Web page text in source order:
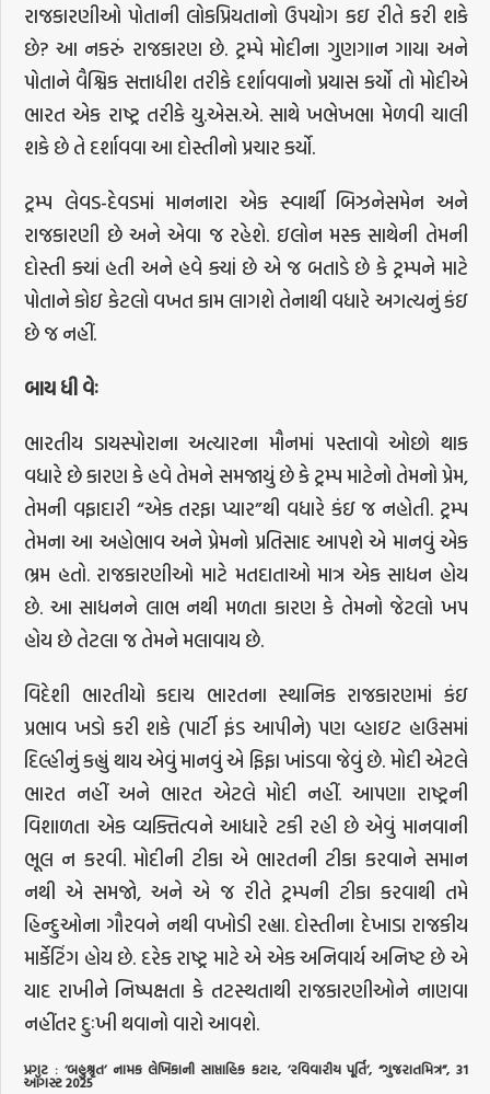
રાજકારણીઓ પોતાની લોકપ્રિયતાનો ઉપયોગ કઇ રીતે કરી શકે
છે? આ નકરું રાજકારણ છે. ટ્રમ્પે મોદીના ગુણગાન ગાયા અને
પોતાને વૈશ્વિક સત્તાધીશ તરીકે દર્શાવવાનો પ્રયાસ કર્યો તો મોદીએ
ભારત એક રાષ્ટ્ર તરીકે યુ.એસ.એ. સાથે ખભેખભા મેળવી ચાલી
શકે છે તે દર્શાવવા આ દોસ્તીનો પ્રચાર કર્યો.
ટ્રમ્પ લેવડ-દેવડમાં માનનારા એક સ્વાર્થી બિઝનેસમેન અને
રાજકારણી છે અને એવા જ રહેશે. ઇલોન મસ્ક સાથેની તેમની
દોસ્તી ક્યાં હતી અને હવે ક્યાં છે એ જ બતાડે છે કે ટ્રમ્પને માટે
પોતાને કોઇ કેટલો વખત કામ લાગશે તેનાથી વધારે અગત્યનું કંઇ
છે જ નહીં.
બાયધીવેઃ
ભારતીય ડાયસ્પોરાના અત્યારના મૌનમાં પસ્તાવો ઓછો થાક
વધારે છે કારણ કે હવે તેમને સમજાયું છે કે ટ્રમ્પ માટેનો તેમનો પ્રેમ,
તેમની વફાદારી “એક તરફા પ્યાર”થી વધારે કંઇ જ નહોતી. ટ્રમ્પ
તેમના આ અહોભાવ અને પ્રેમનો પ્રતિસાદ આપશે એ માનવું એક
ભ્રમ હતો. રાજકારણીઓ માટે મતદાતાઓ માત્ર એક સાધન હોય
છે. આ સાધનને લાભ નથી મળતા કારણ કે તેમનો જેટલો ખપ
હોય છે તેટલા જ તેમને મલાવાય છે.
વિદેશી ભારતીયો કદાચ ભારતના સ્થાનિક રાજકારણમાં કંઇ
પ્રભાવ ખડો કરી શકે (પાર્ટી ફંડ આપીને) પણ વ્હાઇટ હાઉસમાં
દિલ્હીનું કહ્યું થાય એવું માનવું એ ફિફા ખાંડવા જેવું છે. મોદી એટલે
ભારત નહીં અને ભારત એટલે મોદી નહીં. આપણા રાષ્ટ્રની
વિશાળતા એક વ્યક્તિત્વને આધારે ટકી રહી છે એવું માનવાની
ભૂલ ન કરવી. મોદીની ટીકા એ ભારતની ટીકા કરવાને સમાન
નથી એ સમજો, અને એ જ રીતે ટ્રમ્પની ટીકા કરવાથી તમે
હિન્દુઓના ગૌરવને નથી વખોડી રહ્યા. દોસ્તીના દેખાડા રાજકીય
માર્કેટિંગ હોય છે. દરેક રાષ્ટ્ર માટે એ એક અનિવાર્ય અનિષ્ટ છે એ
યાદ રાખીને નિષ્પક્ષતા કે તટસ્થતાથી રાજકારણીઓને નાણવા
નહીંતર દુઃખી થવાનો વારો આવશે.
પ્રગટ : ‘બહુશ્રૃત’ નામક લેખિકાની સાપ્તાહિક કટાર, ’રવિવારીય પૂર્તિ’, “ગુજરાતમિત્ર”, 31
ઑગસ્ટ2025